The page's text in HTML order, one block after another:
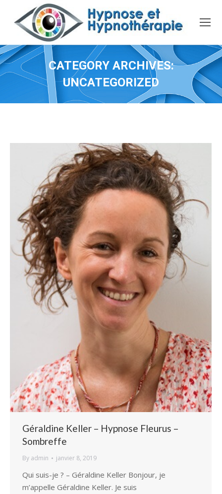
CATEGORY ARCHIVES:
UNCATEGORIZED
Géraldine Keller – Hypnose Fleurus –
Sombreffe
By admin janvier 8, 2019
Qui suis-je ? – Géraldine Keller Bonjour, je
m’appelle Géraldine Keller. Je suis